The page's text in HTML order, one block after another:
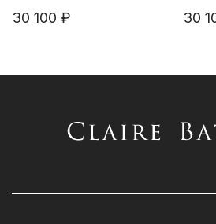
30 100 ₽
30